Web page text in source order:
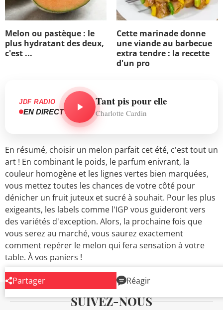
Melon ou pastèque : le
plus hydratant des deux,
c'est ...
Cette marinade donne
une viande au barbecue
extra tendre : la recette
d'un pro
JDF RADIO
EN DIRECT
Tant pis pour elle
Charlotte Cardin
En résumé, choisir un melon parfait cet été, c'est tout un
art ! En combinant le poids, le parfum enivrant, la
couleur homogène et les lignes vertes bien marquées,
vous mettez toutes les chances de votre côté pour
dénicher un fruit juteux et sucré à souhait. Pour les plus
exigeants, les labels comme l'IGP vous guideront vers
des variétés d'exception. Alors, la prochaine fois que
vous serez au marché, vous saurez exactement
comment repérer le melon qui fera sensation à votre
table. À vos paniers !
Partager Réagir
SUIVEZ-NOUS